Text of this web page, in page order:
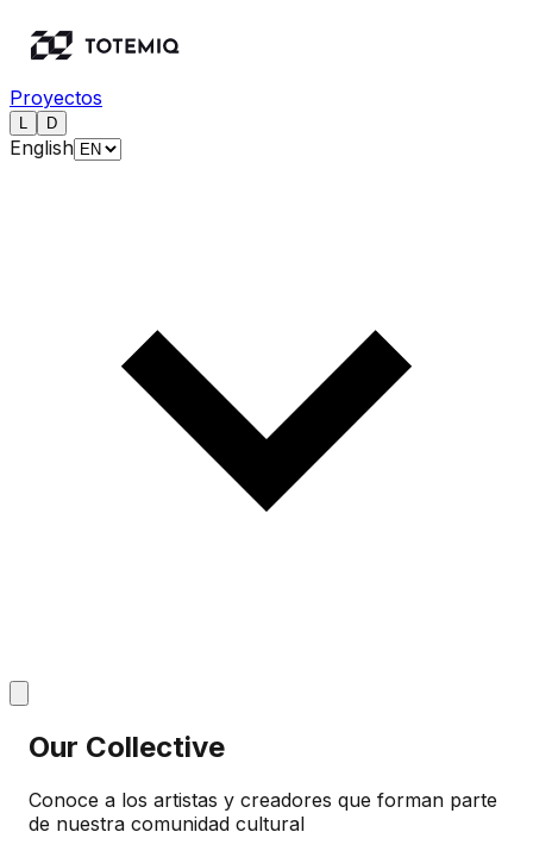
Proyectos
L D
English
Our Collective
Conoce a los artistas y creadores que forman parte
de nuestra comunidad cultural